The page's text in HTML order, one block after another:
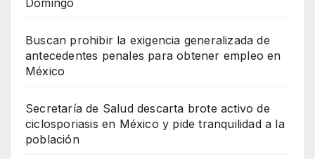
Buscan prohibir la exigencia generalizada de
antecedentes penales para obtener empleo en
México
Secretaría de Salud descarta brote activo de
ciclosporiasis en México y pide tranquilidad a la
población